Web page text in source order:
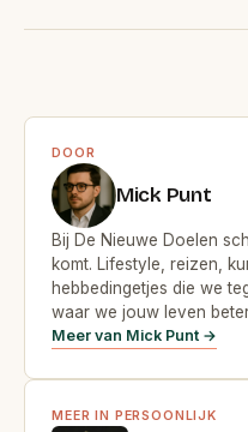
DOOR
Mick Punt
Bij De Nieuwe Doelen
komt. Lifestyle, reizen,
hebbedingetjes die we
waar we jouw leven
Meer van Mick Punt →
MEER IN PERSOONLIJK